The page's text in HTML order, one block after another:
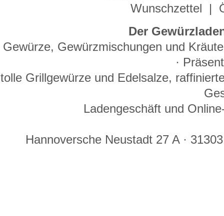
Wunschzettel
|
Der
Gewürze, Gewürzmischungen und
·
tolle Grillgewürze und Edelsalze,
Ladengeschäft und
Hannoversche Neustadt 27 A ·